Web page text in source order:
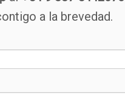
a la brevedad.